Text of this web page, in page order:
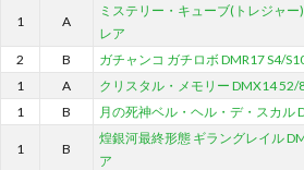
1 A
ミステリー・キューブ(トレジャー
レア
2 B ガチャンコ ガチロボ DMR17 S4/
1
A クリスタル・メモリー DMX14 52/
1
B 月の死神ベル・ヘル・デ・スカル
1 B
煌銀河最終形態 ギラングレイル
ア